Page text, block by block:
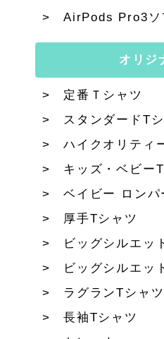
AirPods Pro3ソ
オリジ
定番Ｔシャツ
スタンダードT
ハイクオリティ
キッズ・ベビー
ベイビー ロンパ
厚手Tシャツ
ビッグシルエッ
ビッグシルエッ
ラグランTシャツ
長袖Tシャツ